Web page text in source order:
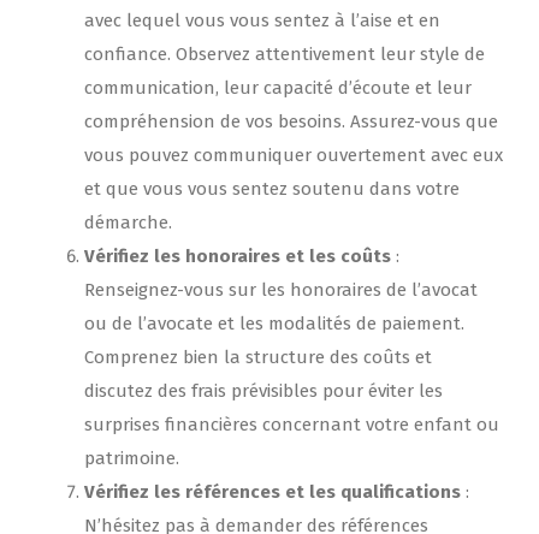
avec lequel vous vous sentez à l’aise et en
confiance. Observez attentivement leur style de
communication, leur capacité d’écoute et leur
compréhension de vos besoins. Assurez-vous que
vous pouvez communiquer ouvertement avec eux
et que vous vous sentez soutenu dans votre
démarche.
Vérifiez les honoraires et les coûts :
Renseignez-vous sur les honoraires de l’avocat
ou de l’avocate et les modalités de paiement.
Comprenez bien la structure des coûts et
discutez des frais prévisibles pour éviter les
surprises financières concernant votre enfant ou
patrimoine.
Vérifiez les références et les qualifications :
N’hésitez pas à demander des références